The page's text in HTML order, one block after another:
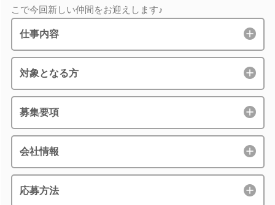
こで今回新しい仲間をお迎えします♪
仕事内容
対象となる方
募集要項
会社情報
応募方法